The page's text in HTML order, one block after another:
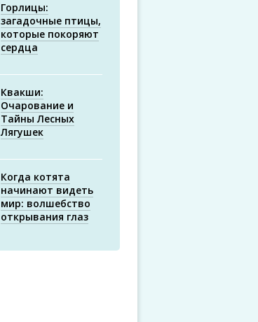
Горлицы:
загадочные птицы,
которые покоряют
сердца
Квакши:
Очарование и
Тайны Лесных
Лягушек
Когда котята
начинают видеть
мир: волшебство
открывания глаз